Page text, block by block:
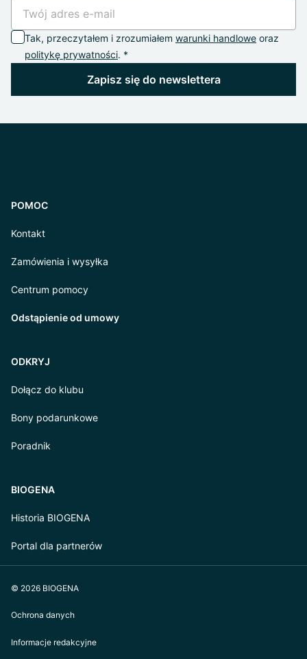
Tak, przeczytałem i zrozumiałem warunki handlowe oraz
politykę prywatności. *
Zapisz się do newslettera
POMOC
Kontakt
Zamówienia i wysyłka
Centrum pomocy
Odstąpienie od umowy
ODKRYJ
Dołącz do klubu
Bony podarunkowe
Poradnik
BIOGENA
Historia BIOGENA
Portal dla partnerów
© 2026 BIOGENA
Ochrona danych
Informacje redakcyjne